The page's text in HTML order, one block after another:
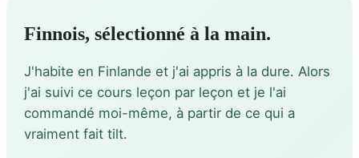
Finnois, sélectionné à la main.
J'habite en Finlande et j'ai appris à la dure. Alors
j'ai suivi ce cours leçon par leçon et je l'ai
commandé moi-même, à partir de ce qui a
vraiment fait tilt.